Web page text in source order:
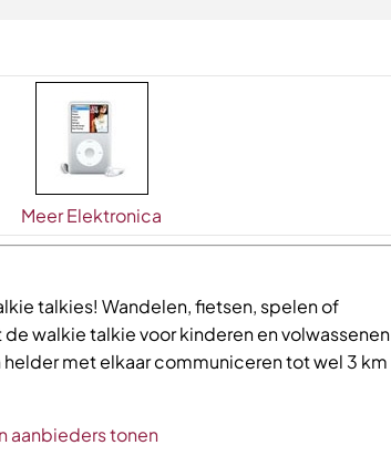
Meer Elektronica
talkies! Wandelen, fietsen, spelen of
walkie talkie voor kinderen en volwassenen
met elkaar communiceren tot wel 3 km
aanbieders tonen